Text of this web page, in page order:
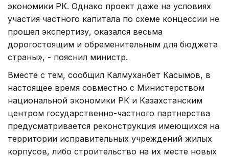
экономики РК. Однако проект даже на условиях
участия частного капитала по схеме концессии не
прошел экспертизу, оказался весьма
дорогостоящим и обременительным для бюджета
страны», - пояснил министр.
Вместе с тем, сообщил Калмуханбет Касымов, в
настоящее время совместно с Министерством
национальной экономики РК и Казахстанским
центром государственно-частного партнерства
предусматривается реконструкция имеющихся на
территории исправительных учреждений жилых
корпусов, либо строительство на их месте новых